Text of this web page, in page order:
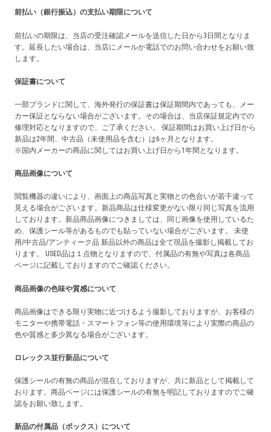
前払い（銀行振込）の支払い期限について
前払いの期限は、当店の受注確認メールを送信した日から3日間となりま
す。延長したい場合は、当店にメールか電話でのお問い合わせをお願い致
します。
保証書について
一部ブランドに関して、海外発行の保証書は保証期間内であっても、メー
カー保証とならない場合がございます。その場合は、当店保証規定内での
修理対応となりますので、ご了承ください。 保証期間はお買い上げ日から
新品は2年間、中古品（未使用品を含む）は6ヶ月となります。
※国内メーカーの商品に関してはお買い上げ日から1年間となります。
商品画像について
閲覧機器の違いにより、画面上の商品写真と実物との色合いが若干違って
見える場合がございます。新品商品は仕様変更がない限り同じ写真を流用
しております。新品商品画像につきましては、同じ画像を使用しているた
め、保護シール等があるものでも貼っていない場合がございます。 未使
用/中古品/アンティーク品 新品以外の商品は全て現品を撮影し掲載してお
ります。 USED品は１点物となりますので、付属品の有無や写真は各商品
ページに記載しておりますのでご確認ください。
商品画像の色味や質感について
商品画像はできる限り実物に近づけるよう撮影しておりますが、お客様の
モニターや携帯電話・スマートフォン等の使用環境等により実際の商品の
色や質感と多少異なる場合がございます。
ロレックス並行新品について
保護シールの有無の商品が混在しておりますが、共に新品として掲載して
おります。商品ページには保護シールの有無を明記しておりますのでご確
認をお願い致します。
新品の付属品（ボックス）について